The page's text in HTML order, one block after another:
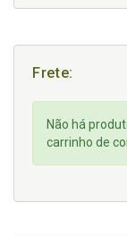
Frete:
Não há
carrinho de